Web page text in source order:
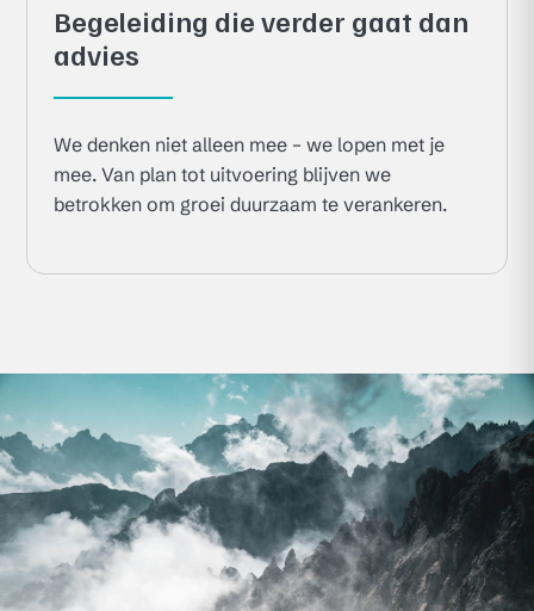
Begeleiding die verder gaat dan
advies
We denken niet alleen mee – we lopen met je
mee. Van plan tot uitvoering blijven we
betrokken om groei duurzaam te verankeren.